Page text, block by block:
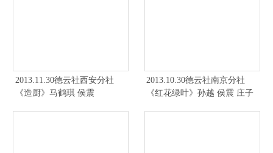
2013.11.30德云社西安分社
《造厨》马鹤琪 侯震
2013.10.30德云社南京分社
《红花绿叶》孙越 侯震 庄子